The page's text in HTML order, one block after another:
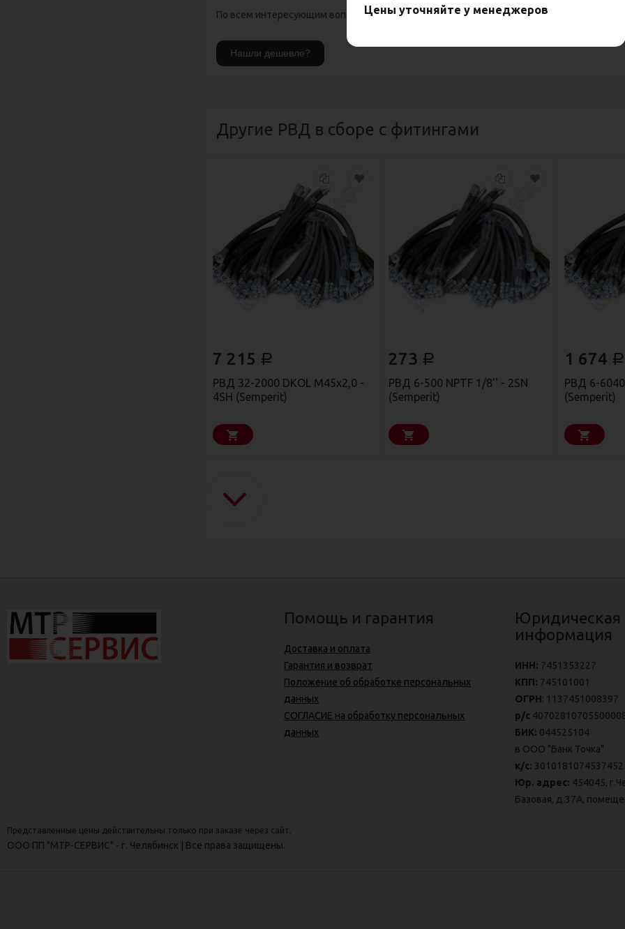
По всем интересующим вопросам вы можете обратиться по телефону: +7 (351) 723-00-
Другие РВД в сборе с фитингами
7 215 Р
РВД 32-2000 DKОL М45х2,0 -
4SН (Semperit)
273 Р
РВД 6-500 NPTF 1/8'' - 2SN
(Semperit)
1 674 Р
РВД 6-
(Semperit)
Помощь и гарантия
Доставка и оплата
Гарантия и возврат
Положение об обработке персональных
данных
СОГЛАСИЕ на обработку персональных
данных
Юридическая
информация
ИНН: 7451353227
КПП: 745101001
ОГРН: 1137451008397
р/с
БИК: 044525104
в ООО "Банк Точка"
к/с:
Юр. адрес: 454045,
Базовая, д.37А,
Представленные цены действительны только при заказе через сайт.
ООО ПП "МТР-СЕРВИС" - г. Челябинск | Все права защищены.
Цены уточняйте у менеджеров